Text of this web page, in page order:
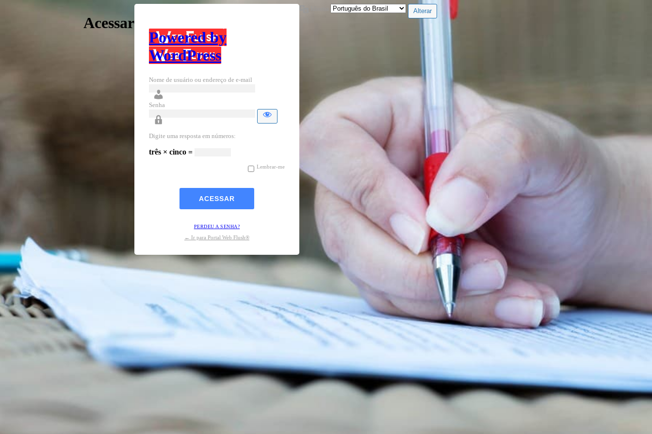
Acessar
Powered by
WordPress
Nome de usuário ou endereço de e-mail
Senha
Digite uma resposta em números:
três × cinco =
Lembrar-me
PERDEU A SENHA?
← Ir para Portal Web Flush®